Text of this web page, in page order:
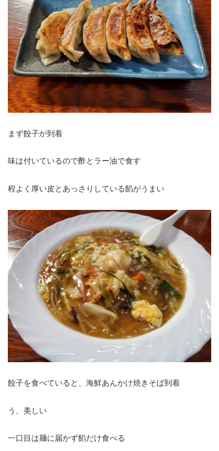
まず餃子が到着
味は付いているので酢とラー油で食す
程よく厚い皮とあっさりしている餡がうまい
餃子を食べていると、海鮮あんかけ焼きそば到着
う、美しい
一口目は麺に届かず餡だけ食べる